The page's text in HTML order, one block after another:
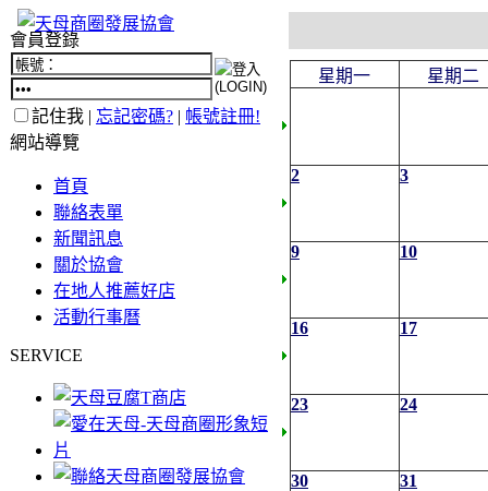
會員登錄
記住我 | 忘記密碼? | 帳號註冊!
網站導覽
首頁
聯絡表單
新聞訊息
關於協會
在地人推薦好店
活動行事曆
SERVICE
星期一 星期二
2 3
9 10
16 17
23 24
30 31